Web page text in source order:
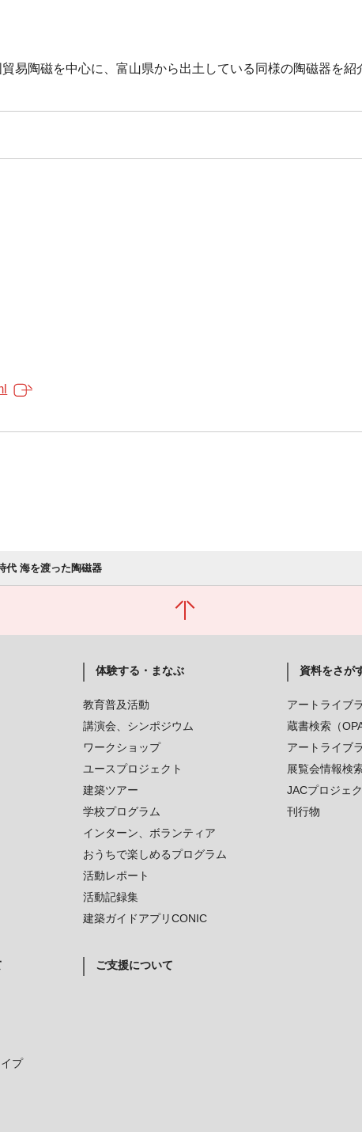
易陶磁を中心に、富山県から出土している同様の陶磁器を紹
代 海を渡った陶磁器
体験する・まなぶ
教育普及活動
講演会、シンポジウム
ワークショップ
ユースプロジェクト
建築ツアー
学校プログラム
インターン、ボランティア
おうちで楽しめるプログラム
活動レポート
活動記録集
建築ガイドアプリCONIC
資料をさが
アートライブ
蔵書検索（
アートライブ
展覧会情報検
JACプロジェ
刊行物
プ
ご支援について